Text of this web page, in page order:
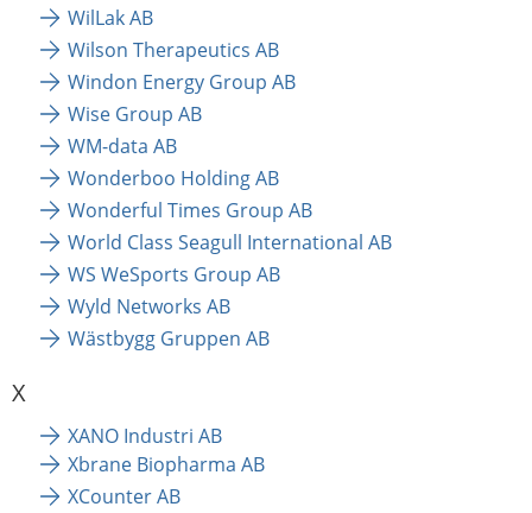
WilLak AB
Wilson Therapeutics AB
Windon Energy Group AB
Wise Group AB
WM-data AB
Wonderboo Holding AB
Wonderful Times Group AB
World Class Seagull International AB
WS WeSports Group AB
Wyld Networks AB
Wästbygg Gruppen AB
X
XANO Industri AB
Xbrane Biopharma AB
XCounter AB